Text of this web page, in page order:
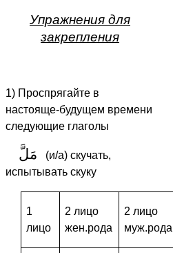
Упражнения для
закрепления
1) Проспрягайте в
настояще-будущем времени
следующие глаголы
مَلَّ (и/а) скучать,
испытывать скуку
1
лицо
2 лицо
жен.рода
2 лицо
муж.рода